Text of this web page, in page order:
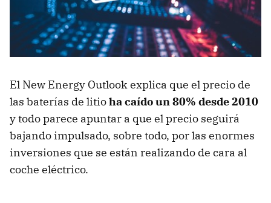
El New Energy Outlook explica que el precio de
las baterías de litioha caído un 80% desde 2010
y todo parece apuntar a que el precio seguirá
bajando impulsado, sobre todo, por las enormes
inversiones que se están realizando de cara al
coche eléctrico.